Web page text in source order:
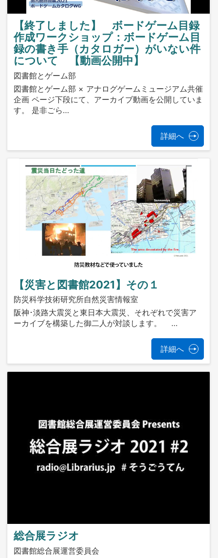
【終了しました】 ボードゲーム目録
作成ワークショップ：ボードゲーム目
録の書き手（カタロガー）がいない件
について 【動画公開中】
図書館とゲーム部
図書館とゲーム部 × アナログゲームミュージアム共催
企画 ページ下段にて、アーカイブ動画を公開していま
す。 是非ごら…
詳細へ
【災害と図書館2021】その１
防災科学技術研究所自然災害情報室
阪神･淡路大震災と東日本大震災、それぞれで災害ア
ーカイブを構築した御二人が対談します。 …
詳細へ
総合展ラジオ
図書館総合展運営委員会